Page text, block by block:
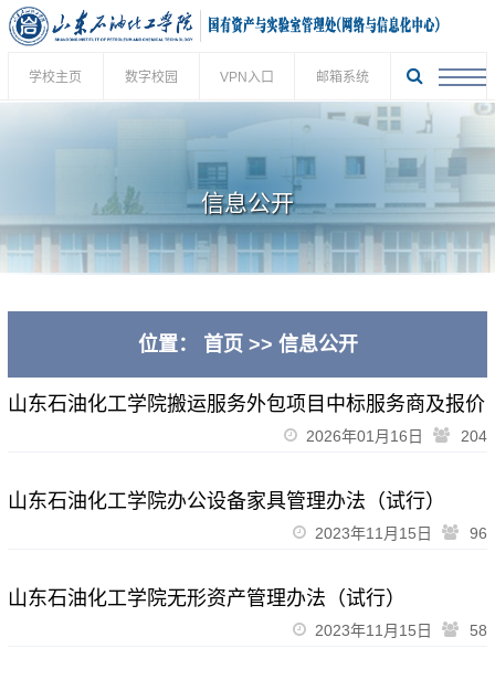
学校主页 数字校园 VPN入口 邮箱系统
信息公开
位置： 首页 >> 信息公开
山东石油化工学院搬运服务外包项目中标服务商及报价
2026年01月16日 204
山东石油化工学院办公设备家具管理办法（试行）
2023年11月15日 96
山东石油化工学院无形资产管理办法（试行）
2023年11月15日 58